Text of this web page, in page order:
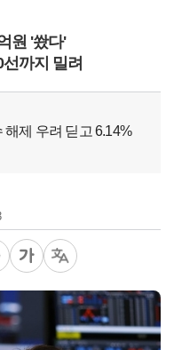
원 '쐈다'
까지 밀려
해제 우려 딛고 6.14%